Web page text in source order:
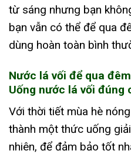
từ sáng nhưng bạn
bạn vẫn có thể để qua
dùng hoàn toàn bình
Nước lá vối để qua
Uống nước lá vối đúng
Với thời tiết mùa hè
thành một thức uống
nhiên, để đảm bảo tốt